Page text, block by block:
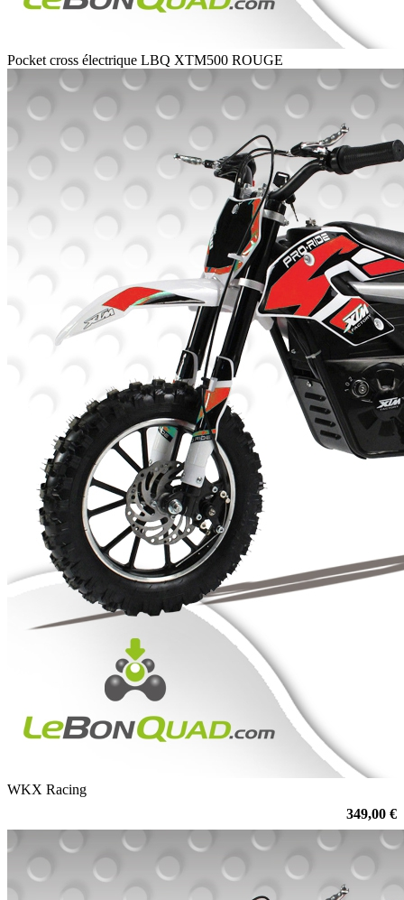
Pocket cross électrique LBQ XTM500 ROUGE
WKX Racing
349,00 €